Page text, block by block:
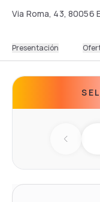
Via Roma, 43, 80056
Presentación